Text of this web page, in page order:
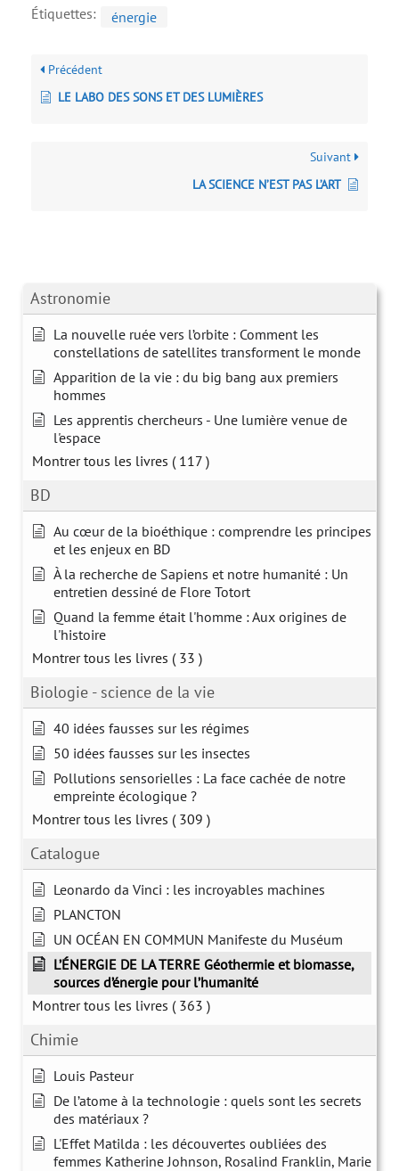
Astronomie
La nouvelle ruée vers l’orbite : Comment les
constellations de satellites transforment le monde
Apparition de la vie : du big bang aux premiers
hommes
Les apprentis chercheurs - Une lumière venue de
l'espace
Montrer tous les livres ( 117 )
BD
Au cœur de la bioéthique : comprendre les principes
et les enjeux en BD
À la recherche de Sapiens et notre humanité : Un
entretien dessiné de Flore Totort
Quand la femme était l'homme : Aux origines de
l'histoire
Montrer tous les livres ( 33 )
Biologie - science de la vie
40 idées fausses sur les régimes
50 idées fausses sur les insectes
Pollutions sensorielles : La face cachée de notre
empreinte écologique ?
Montrer tous les livres ( 309 )
Catalogue
Leonardo da Vinci : les incroyables machines
PLANCTON
UN OCÉAN EN COMMUN Manifeste du Muséum
L’ÉNERGIE DE LA TERRE Géothermie et biomasse,
sources d’énergie pour l’humanité
Montrer tous les livres ( 363 )
Chimie
Louis Pasteur
De l’atome à la technologie : quels sont les secrets
des matériaux ?
L'Effet Matilda : les découvertes oubliées des
femmes Katherine Johnson, Rosalind Franklin, Marie
Étiquettes: énergie
Précédent
LE LABO DES SONS ET DES LUMIÈRES
Suivant
LA SCIENCE N’EST PAS L’ART